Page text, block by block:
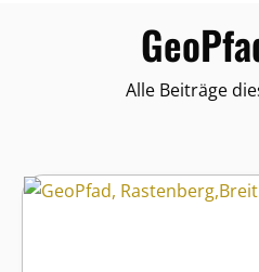
Alle Beiträge